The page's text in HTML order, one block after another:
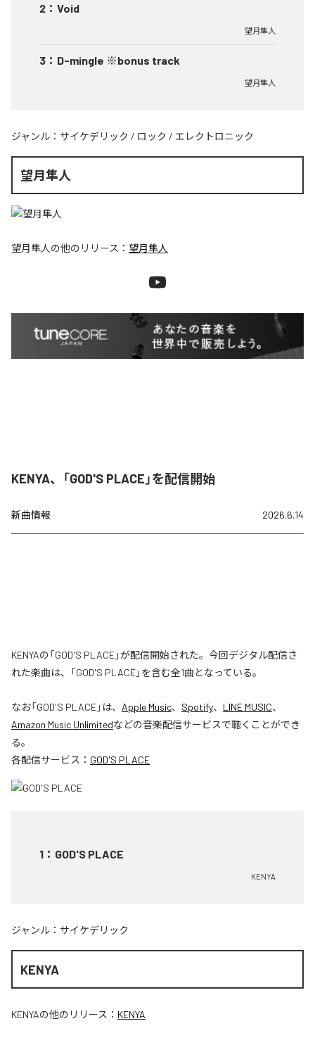
2 ： Void
望月隼人
3 ： D-mingle ※bonus track
望月隼人
ジャンル： サイケデリック / ロック / エレクトロニック
望月隼人
望月隼人 の他のリリース： 望月隼人
KENYA、「GOD'S PLACE」を配信開始
新曲情報 2026.6.14
KENYAの「GOD'S PLACE」が配信開始された。今回デジタル配信さ
れた楽曲は、「GOD'S PLACE」を含む全1曲となっている。
なお「GOD'S PLACE」は、 Apple Music、 Spotify、 LINE MUSIC、
Amazon Music Unlimitedなどの音楽配信サービスで聴くことができ
る。
各配信サービス： GOD'S PLACE
1 ： GOD'S PLACE
KENYA
ジャンル： サイケデリック
KENYA
KENYAの他のリリース： KENYA